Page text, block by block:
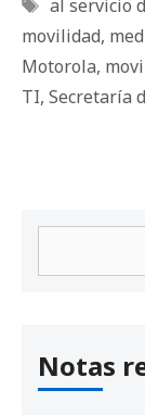
al servicio
movilidad,
Motorola,
TI, Secretaría
Notas